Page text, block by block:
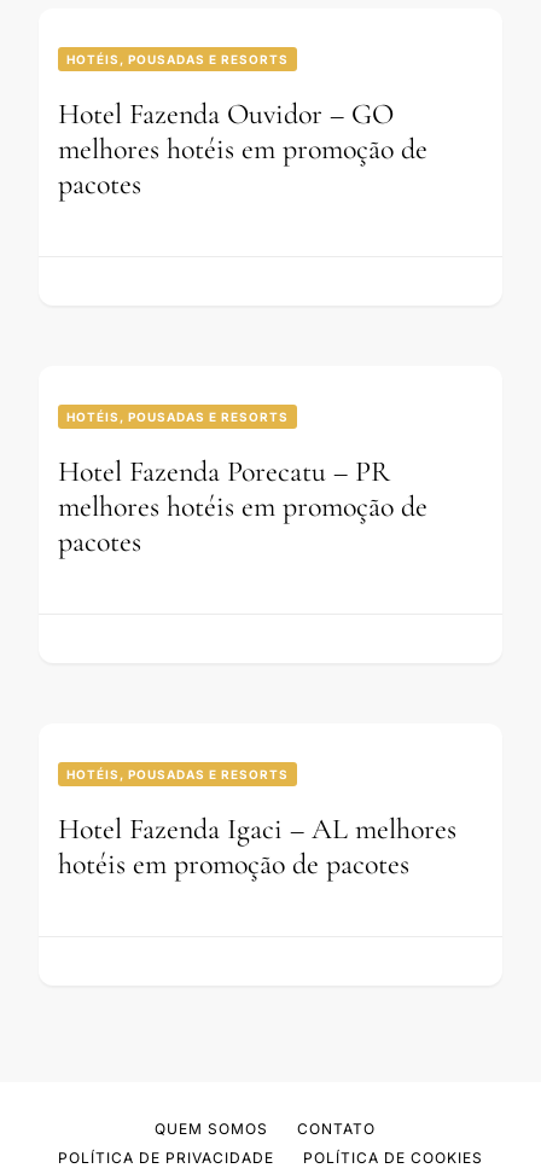
HOTÉIS, POUSADAS E RESORTS
Hotel Fazenda Ouvidor – GO
melhores hotéis em promoção de
pacotes
HOTÉIS, POUSADAS E RESORTS
Hotel Fazenda Porecatu – PR
melhores hotéis em promoção de
pacotes
HOTÉIS, POUSADAS E RESORTS
Hotel Fazenda Igaci – AL melhores
hotéis em promoção de pacotes
QUEM SOMOS
CONTATO
POLÍTICA DE PRIVACIDADE
POLÍTICA DE COOKIES